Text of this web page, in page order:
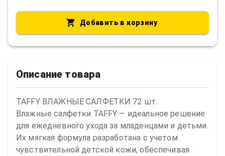
Добавить в корзину
Описание товара
TAFFY ВЛАЖНЫЕ САЛФЕТКИ 72 шт.
Влажные салфетки TAFFY — идеальное решение
для ежедневного ухода за младенцами и детьми.
Их мягкая формула разработана с учетом
чувствительной детской кожи, обеспечивая